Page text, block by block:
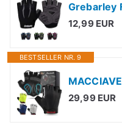
12,99 EUR
BESTSELLER NR. 9
29,99 EUR